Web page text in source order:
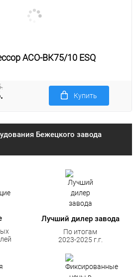
АСО-ВК75/10 ESQ
Купить
Бежецкого завода
Лучший дилер завода
По итогам
2023-2025 г.г.